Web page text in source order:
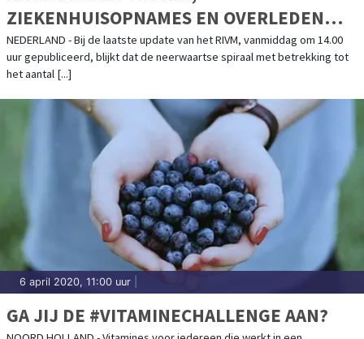
ZIEKENHUISOPNAMES EN OVERLEDEN
PERSONEN VLAKKEN LANGZAAM VERDER
AF
NEDERLAND - Bij de laatste update van het RIVM, vanmiddag om 14.00
uur gepubliceerd, blijkt dat de neerwaartse spiraal met betrekking tot
het aantal [...]
6 april 2020, 11:00 uur
GA JIJ DE #VITAMINECHALLENGE AAN?